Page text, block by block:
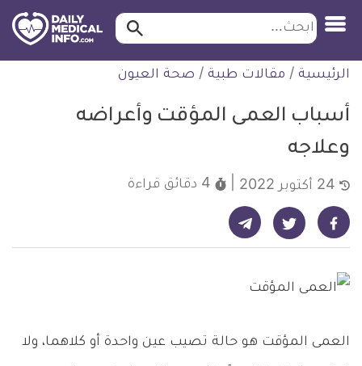
التخطي
للمحتوى
ابحث ابحث…
الرئيسية / مقالات طبية / صحة العيون
أسباب العمى المؤقت وأعراضه
وعلاجه
4 دقائق قراءة
شارك على فيسبوك - ديلي ميديكال انفو شارك على تويتر - ديلي ميديكال انفو شارك على تيليجرام - ديلي ميديكال انفو
العمى المؤقت هو حالة تصيب عين واحدة أو كلاهما، ولا